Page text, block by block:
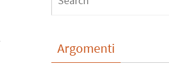
Argomenti